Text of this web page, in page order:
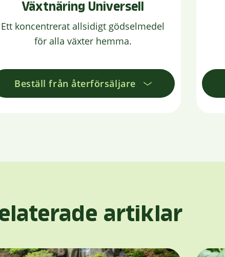
Växtnäring Universell
Ett koncentrerat allsidigt gödselmedel
för alla växter hemma.
Beställ från återförsäljare
artiklar